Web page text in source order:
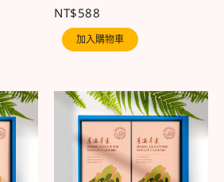
NT$588
加入購物車